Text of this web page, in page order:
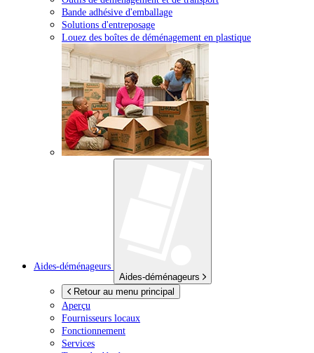
Bande adhésive d'emballage
Solutions d'entreposage
Louez des boîtes de déménagement en plastique
Aides-déménageurs
Aides-déménageurs
Retour au menu principal
Aperçu
Fournisseurs locaux
Fonctionnement
Services